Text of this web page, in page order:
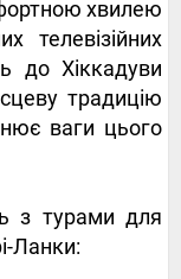
хвилею
телевізійних
до Хіккадуви
традицію
ваги цього
з турами для
Ланки: